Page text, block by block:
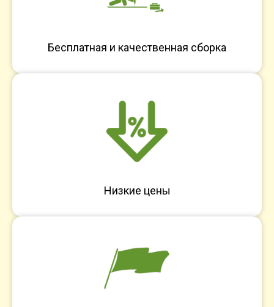
Бесплатная и качественная сборка
Низкие цены